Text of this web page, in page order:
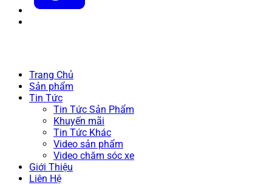
Trang Chủ
Sản phẩm
Tin Tức
Tin Tức Sản Phẩm
Khuyến mãi
Tin Tức Khác
Video sản phẩm
Video chăm sóc xe
Giới Thiệu
Liên Hệ